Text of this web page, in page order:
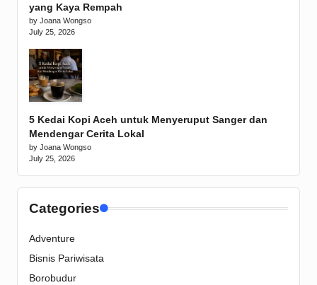
yang Kaya Rempah
by Joana Wongso
July 25, 2026
5 Kedai Kopi Aceh untuk Menyeruput Sanger dan
Mendengar Cerita Lokal
by Joana Wongso
July 25, 2026
Categories
Adventure
Bisnis Pariwisata
Borobudur